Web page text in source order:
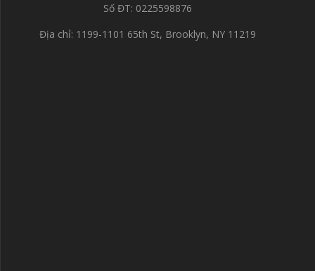
Số ĐT: 0225598876
Địa chỉ: 1199-1101 65th St, Brooklyn, NY 11219